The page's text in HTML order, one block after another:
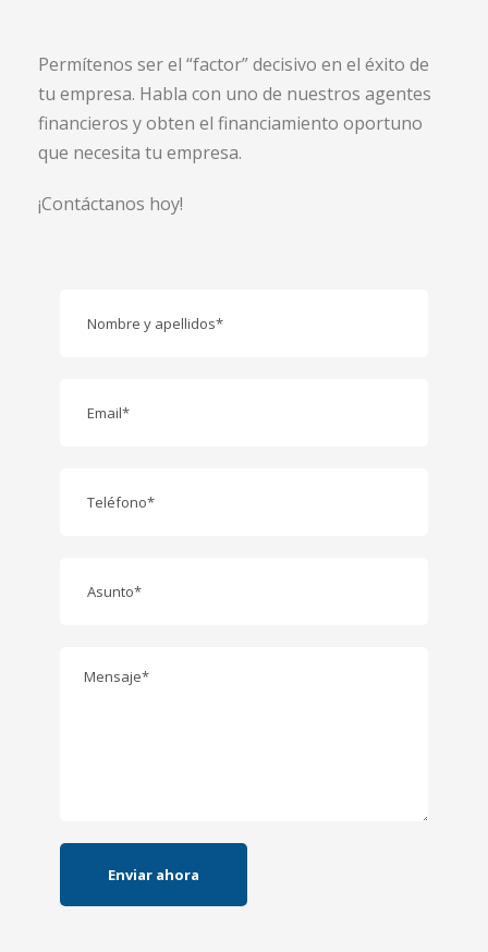
Permítenos ser el “factor” decisivo en el éxito de
tu empresa. Habla con uno de nuestros agentes
financieros y obten el financiamiento oportuno
que necesita tu empresa.
¡Contáctanos hoy!